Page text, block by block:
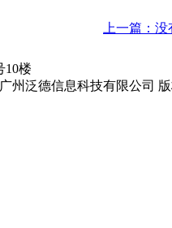
上一篇：没
10楼
广州泛德信息科技有限公司